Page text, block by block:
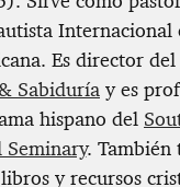
Internacional
Es director del
Sabiduría y es
hispano del
. También
y recursos